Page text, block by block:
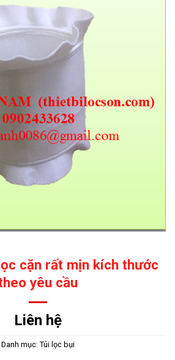
cặn rất mịn kích thước
yêu cầu
Liên hệ
Danh mục:Túi lọc bụi